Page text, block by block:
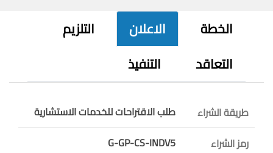
الخطة الاعلان
التلزيم
التعاقد
التنفيذ
طريقة الشراء
طلب الاقتراحات للخدمات الاستشارية
رمز الشراء
G-GP-CS-INDV5